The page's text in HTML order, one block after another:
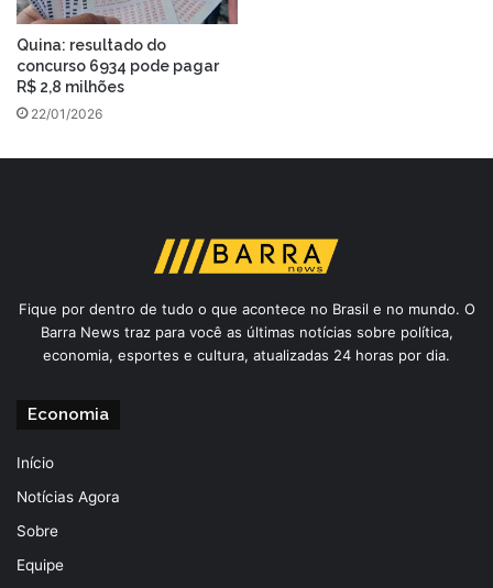
Quina: resultado do
concurso 6934 pode pagar
R$ 2,8 milhões
22/01/2026
Fique por dentro de tudo o que acontece no Brasil e no mundo. O
Barra News traz para você as últimas notícias sobre política,
economia, esportes e cultura, atualizadas 24 horas por dia.
Economia
Início
Notícias Agora
Sobre
Equipe